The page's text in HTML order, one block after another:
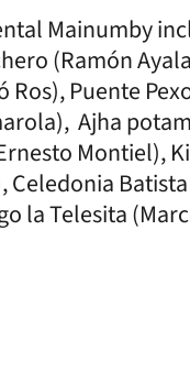
Mainumby
(Ramón
Puente
Ajha
Montiel),
Batista
la Telesita